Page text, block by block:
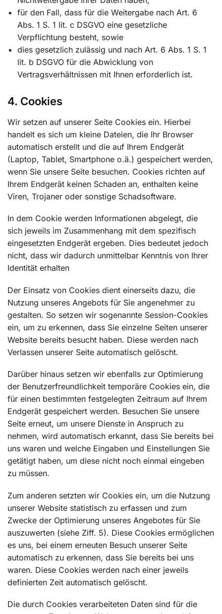
für den Fall, dass für die Weitergabe nach Art. 6
Abs. 1 S. 1 lit. c DSGVO eine gesetzliche
Verpflichtung besteht, sowie
dies gesetzlich zulässig und nach Art. 6 Abs. 1 S. 1
lit. b DSGVO für die Abwicklung von
Vertragsverhältnissen mit Ihnen erforderlich ist.
4. Cookies
Wir setzen auf unserer Seite Cookies ein. Hierbei
handelt es sich um kleine Dateien, die Ihr Browser
automatisch erstellt und die auf Ihrem Endgerät
(Laptop, Tablet, Smartphone o.ä.) gespeichert werden,
wenn Sie unsere Seite besuchen. Cookies richten auf
Ihrem Endgerät keinen Schaden an, enthalten keine
Viren, Trojaner oder sonstige Schadsoftware.
In dem Cookie werden Informationen abgelegt, die
sich jeweils im Zusammenhang mit dem spezifisch
eingesetzten Endgerät ergeben. Dies bedeutet jedoch
nicht, dass wir dadurch unmittelbar Kenntnis von Ihrer
Identität erhalten
Der Einsatz von Cookies dient einerseits dazu, die
Nutzung unseres Angebots für Sie angenehmer zu
gestalten. So setzen wir sogenannte Session-Cookies
ein, um zu erkennen, dass Sie einzelne Seiten unserer
Website bereits besucht haben. Diese werden nach
Verlassen unserer Seite automatisch gelöscht.
Darüber hinaus setzen wir ebenfalls zur Optimierung
der Benutzerfreundlichkeit temporäre Cookies ein, die
für einen bestimmten festgelegten Zeitraum auf Ihrem
Endgerät gespeichert werden. Besuchen Sie unsere
Seite erneut, um unsere Dienste in Anspruch zu
nehmen, wird automatisch erkannt, dass Sie bereits bei
uns waren und welche Eingaben und Einstellungen Sie
getätigt haben, um diese nicht noch einmal eingeben
zu müssen.
Zum anderen setzten wir Cookies ein, um die Nutzung
unserer Website statistisch zu erfassen und zum
Zwecke der Optimierung unseres Angebotes für Sie
auszuwerten (siehe Ziff. 5). Diese Cookies ermöglichen
es uns, bei einem erneuten Besuch unserer Seite
automatisch zu erkennen, dass Sie bereits bei uns
waren. Diese Cookies werden nach einer jeweils
definierten Zeit automatisch gelöscht.
Die durch Cookies verarbeiteten Daten sind für die